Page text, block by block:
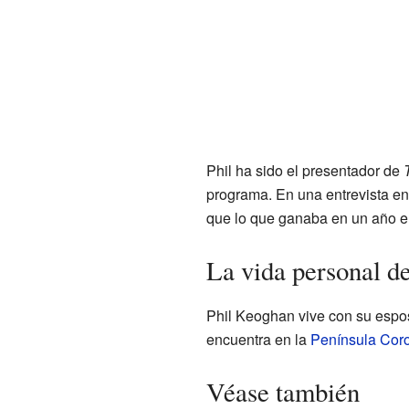
Phil ha sido el presentador de
programa. En una entrevista
que lo que ganaba en un año
La vida personal
Phil Keoghan vive con su
encuentra en la Península
Véase también